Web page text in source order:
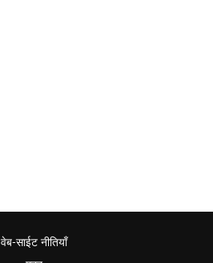
वेब-साईट नीतियाँ